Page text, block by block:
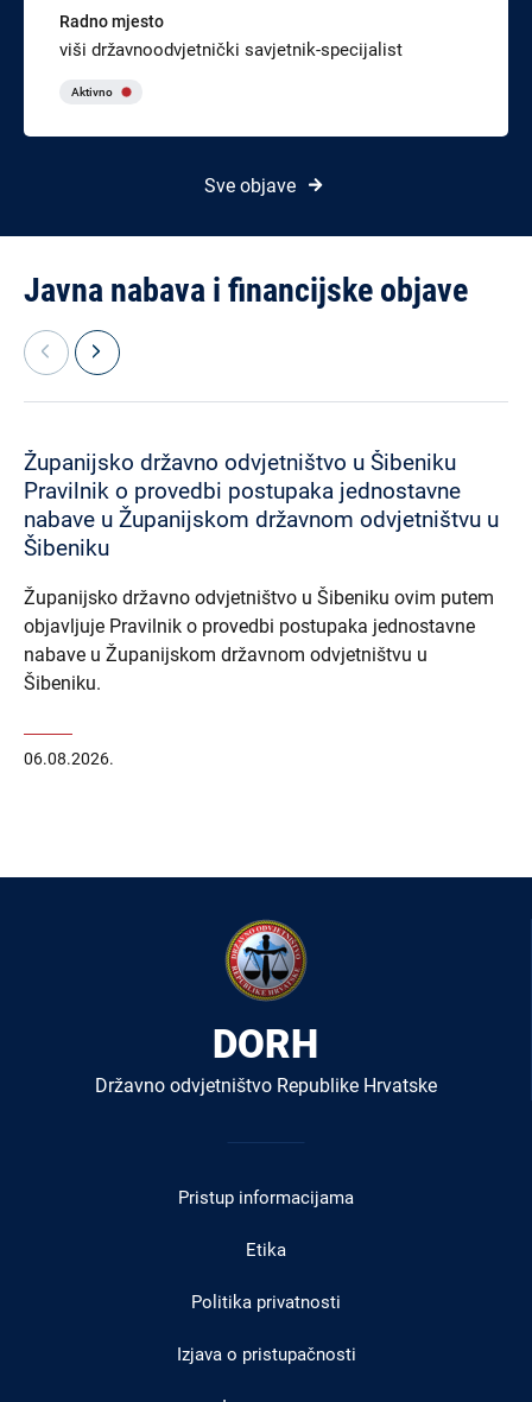
Sve objave
Radno mjesto
viši državnoodvjetnički savjetnik-specijalist
Aktivno
Javna nabava i financijske objave
Županijsko državno odvjetništvo u Šibeniku
Pravilnik o provedbi postupaka jednostavne
nabave u Županijskom državnom odvjetništvu u
Šibeniku
Županijsko državno odvjetništvo u Šibeniku ovim putem
objavljuje Pravilnik o provedbi postupaka jednostavne
nabave u Županijskom državnom odvjetništvu u
Šibeniku.
06.08.2026.
DORH
Državno odvjetništvo Republike Hrvatske
Pristup informacijama
Etika
Politika privatnosti
Izjava o pristupačnosti